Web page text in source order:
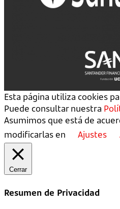
Esta página utiliza cookies
Puede consultar nuestra
Asumimos que está de
modificarlas en
Ajustes
Cerrar
Resumen de Privacidad